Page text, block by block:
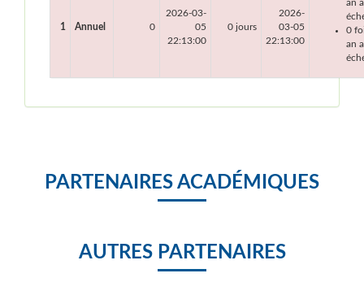
1 Annuel 0
2026-03-
05
22:13:00
0 jours
2026-
03-05
22:13:00
an
0
an
PARTENAIRES ACADÉMIQUES
AUTRES PARTENAIRES